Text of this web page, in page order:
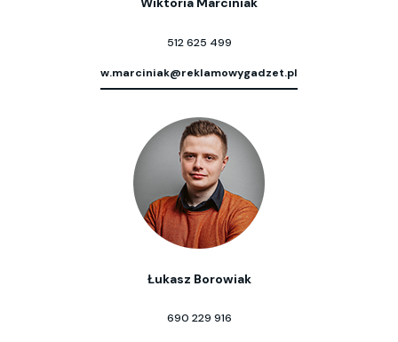
512 625 499
w.marciniak@reklamowygadzet.pl
Łukasz Borowiak
690 229 916